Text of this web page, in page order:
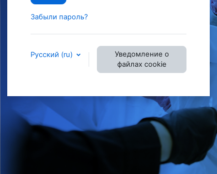
Забыли пароль?
Русский ‎(ru)‎
Уведомление о
файлах cookie